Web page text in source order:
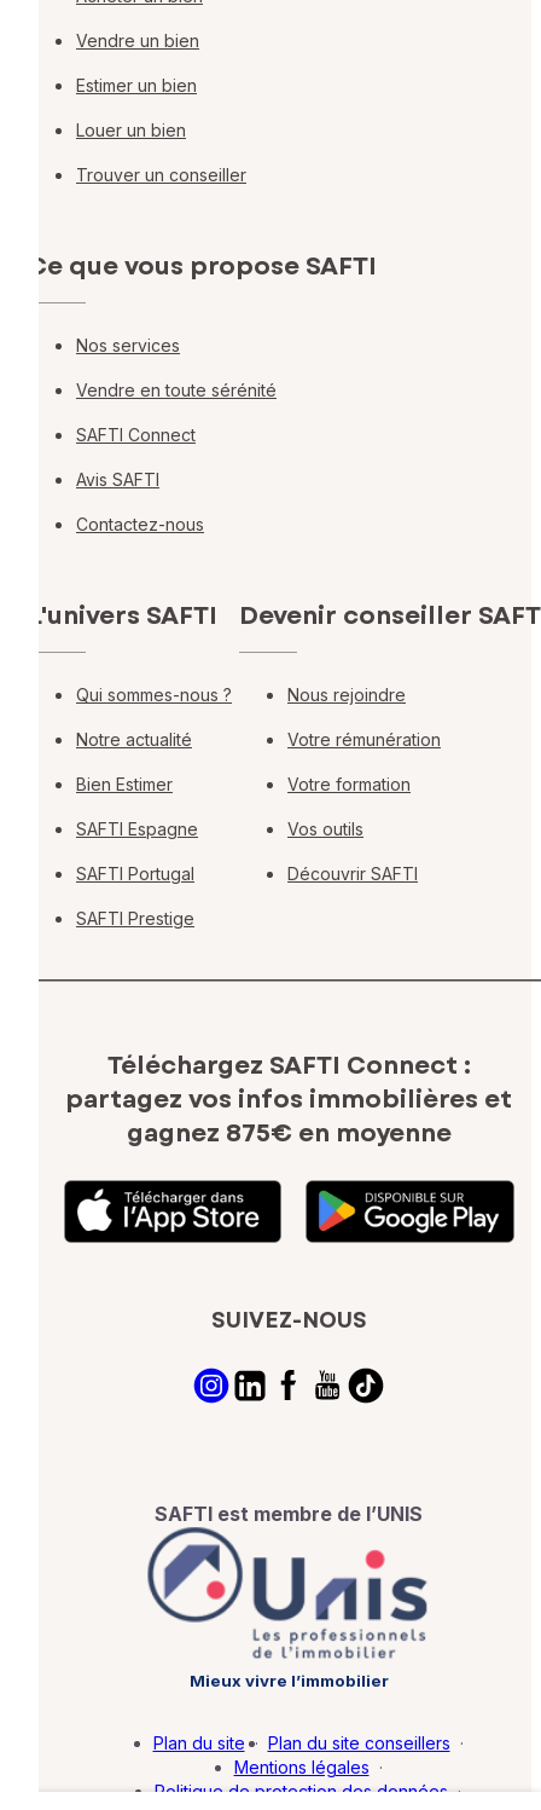
Vendre un bien
Estimer un bien
Louer un bien
Trouver un conseiller
Ce que vous propose SAFTI
Nos services
Vendre en toute sérénité
SAFTI Connect
Avis SAFTI
Contactez-nous
L'univers SAFTI
Qui sommes-nous ?
Notre actualité
Bien Estimer
SAFTI Espagne
SAFTI Portugal
SAFTI Prestige
Devenir conseiller
Nous rejoindre
Votre rémunération
Votre formation
Vos outils
Découvrir SAFTI
Téléchargez SAFTI Connect :
partagez vos infos immobilières et
gagnez 875€ en moyenne
SUIVEZ-NOUS
SAFTI est membre de l’UNIS
Mieux vivre l’immobilier
Plan du site · Plan du site conseillers ·
Mentions légales ·
Politique de protection des données ·